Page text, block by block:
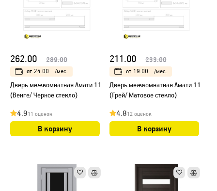
262.00 289.00
от 24.00 /мес.
Дверь межкомнатная Амати 11
(Венге/ Черное стекло)
4.911 оценок
В корзину
211.00 233.00
от 19.00 /мес.
Дверь межкомнатная Амати 11
(Грей/ Матовое стекло)
4.812 оценок
В корзину